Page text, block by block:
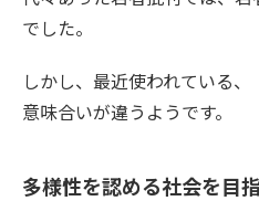
でした。
しかし、最近使われている
意味合いが違うようです。
多様性を認める社会を目